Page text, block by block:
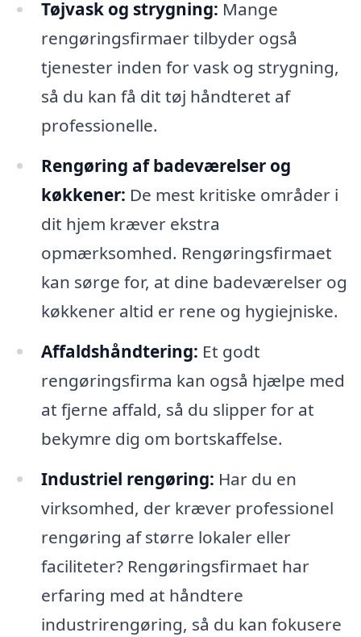
Tøjvask og strygning: Mange
rengøringsfirmaer tilbyder også
tjenester inden for vask og strygning,
så du kan få dit tøj håndteret af
professionelle.
Rengøring af badeværelser og
køkkener: De mest kritiske områder i
dit hjem kræver ekstra
opmærksomhed. Rengøringsfirmaet
kan sørge for, at dine badeværelser og
køkkener altid er rene og hygiejniske.
Affaldshåndtering: Et godt
rengøringsfirma kan også hjælpe med
at fjerne affald, så du slipper for at
bekymre dig om bortskaffelse.
Industriel rengøring: Har du en
virksomhed, der kræver professionel
rengøring af større lokaler eller
faciliteter? Rengøringsfirmaet har
erfaring med at håndtere
industrirengøring, så du kan fokusere